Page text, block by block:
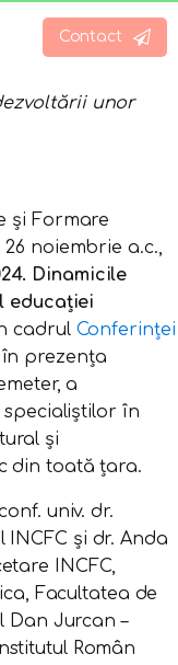
Contact
unor
și Formare
noiembrie a.c.,
Dinamicile
educației
cadrulConferinței
în prezența
a
în
și
din toată țara.
univ. dr.
INCFC și dr. Anda
INCFC,
Facultatea de
Dan Jurcan –
Român